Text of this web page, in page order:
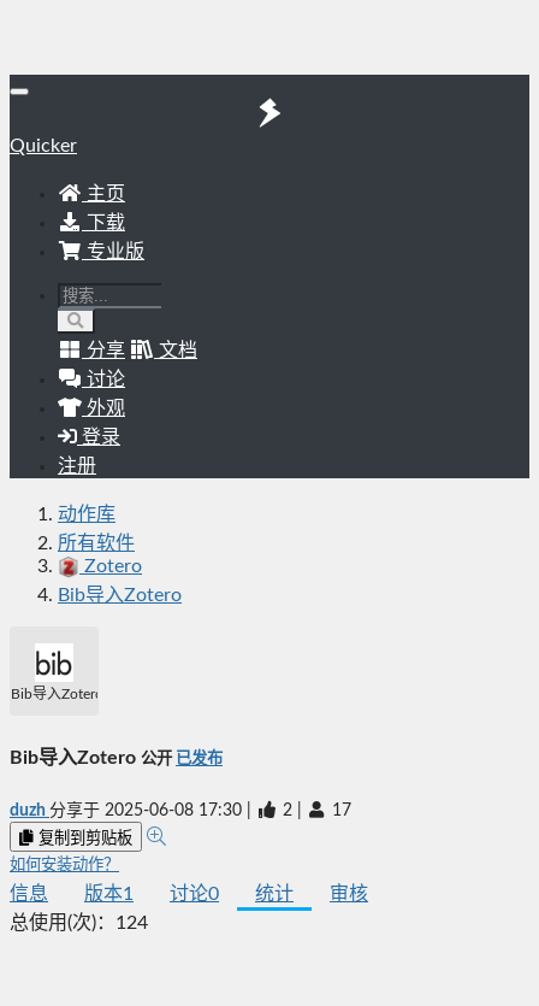
Quicker
主页
下载
专业版
分享
文档
讨论
外观
登录
注册
动作库
所有软件
Zotero
Bib导入Zotero
Bib导入Zotero
Bib导入Zotero 公开 已发布
duzh 分享于 2025-06-08 17:30 2 17
复制到剪贴板
如何安装动作？
信息 版本1 讨论0 统计
审核
总使用(次)： 124